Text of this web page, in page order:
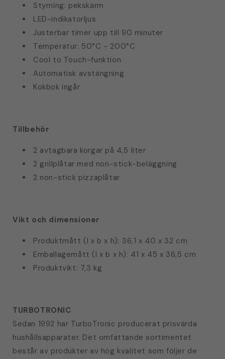
Styrning: pekskärm
LED-indikatorljus
Justerbar timer upp till 90 minuter
Temperatur: 50°C - 200°C
Cool to Touch-funktion
Automatisk avstängning
Kokbok ingår
Tillbehör
2 avtagbara korgar på 4,5 liter
2 grillplåtar med non-stick-beläggning
2 non-stick pizzaplåtar
Vikt och dimensioner
Produktmått (l x b x h): 36,1 x 40 x 32 cm
Emballagemått (l x b x h): 41 x 45 x 36,5 cm
Produktvikt: 7,3 kg
TURBOTRONIC
Sedan 1992 har TurboTronic producerat prisvärda
hushållsapparater. Det omfattande sortimentet
består av produkter av hög kvalitet som följer de